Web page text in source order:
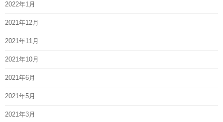
2022年1月
2021年12月
2021年11月
2021年10月
2021年6月
2021年5月
2021年3月